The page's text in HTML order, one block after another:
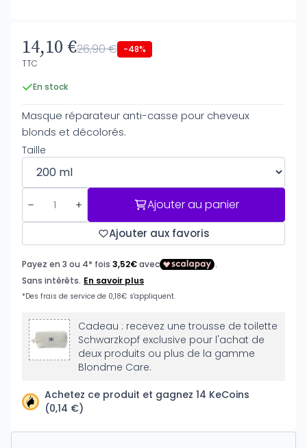
14,10 €26,90 € -48%
TTC
En stock
Masque réparateur anti-casse pour cheveux
blonds et décolorés.
Taille
Ajouter au panier
Ajouter aux favoris
Cadeau : recevez une trousse de toilette
Schwarzkopf exclusive pour l'achat de
deux produits ou plus de la gamme
Blondme Care.
Achetez ce produit et gagnez 14 KeCoins
(0,14 €)